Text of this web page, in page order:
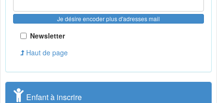
Je désire encoder plus d'adresses mail
Newsletter
Haut de page
Enfant à inscrire